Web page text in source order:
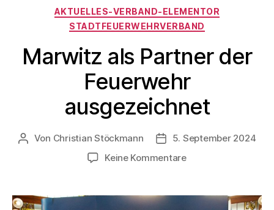
AKTUELLES-VERBAND-ELEMENTOR
STADTFEUERWEHRVERBAND
Marwitz als Partner der
Feuerwehr
ausgezeichnet
Von Christian Stöckmann
5. September 2024
Keine Kommentare